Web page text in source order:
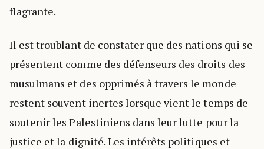
flagrante.
Il est troublant de constater que des nations qui se
présentent comme des défenseurs des droits des
musulmans et des opprimés à travers le monde
restent souvent inertes lorsque vient le temps de
soutenir les Palestiniens dans leur lutte pour la
justice et la dignité. Les intérêts politiques et